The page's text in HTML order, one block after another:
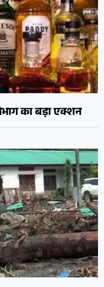
का बड़ा एक्शन